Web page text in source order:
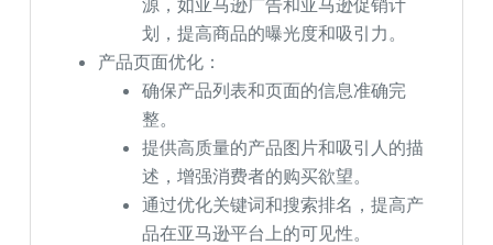
划，提高商品的曝光度和吸引力。
产品页面优化：
确保产品列表和页面的信息准确完
整。
提供高质量的产品图片和吸引人的描
述，增强消费者的购买欲望。
通过优化关键词和搜索排名，提高产
品在亚马逊平台上的可见性。